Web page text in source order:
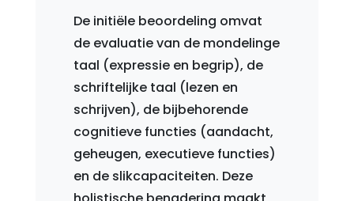
De initiële beoordeling omvat
de evaluatie van de mondelinge
taal (expressie en begrip), de
schriftelijke taal (lezen en
schrijven), de bijbehorende
cognitieve functies (aandacht,
geheugen, executieve functies)
en de slikcapaciteiten. Deze